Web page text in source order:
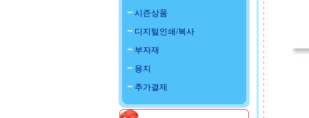
시즌상품
디지털인쇄/복사
부자재
용지
추가결제